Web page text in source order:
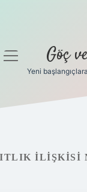
menüyü
Göç
Yeni
ILIŞKISI